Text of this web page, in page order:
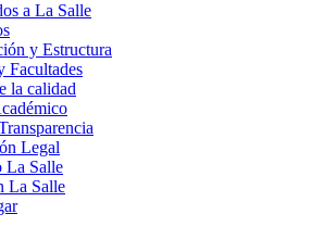
a La Salle
y Estructura
Facultades
la calidad
Legal
La Salle
La Salle